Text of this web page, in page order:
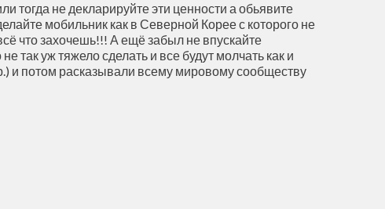
тогда не декларируйте эти ценности а обьявите
мобильник как в Северной Корее с которого не
что захочешь!!! А ещё забыл не впускайте
так уж тяжело сделать и все будут молчать как и
и потом расказывали всему мировому сообществу